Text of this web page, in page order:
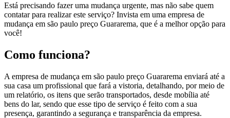
Está precisando fazer uma mudança urgente, mas não sabe quem
contatar para realizar este serviço? Invista em uma empresa de
mudança em são paulo preço Guararema, que é a melhor opção para
você!
Como funciona?
A empresa de mudança em são paulo preço Guararema enviará até a
sua casa um profissional que fará a vistoria, detalhando, por meio de
um relatório, os itens que serão transportados, desde mobília até
bens do lar, sendo que esse tipo de serviço é feito com a sua
presença, garantindo a segurança e transparência da empresa.